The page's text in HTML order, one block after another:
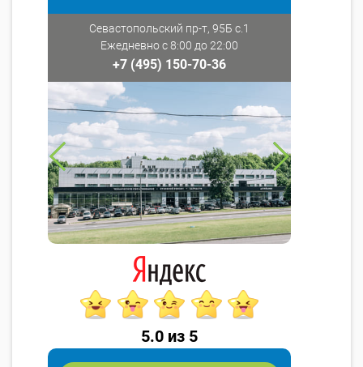
Севастопольский пр-т, 95Б с.1
Ежедневно с 8:00 до 22:00
+7 (495) 150-70-36
5.0 из 5